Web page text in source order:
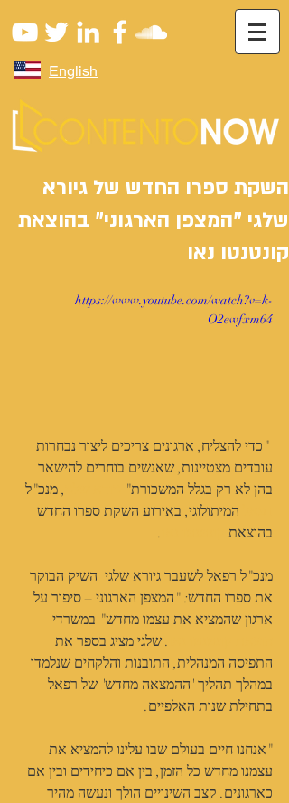
English
השקת ספרו החדש של גיורא
שלגי "המצפן הארגוני" בהוצאת
קונטנטו נאו
https://www.youtube.com/watch?v=k-
O2ewfxm64
"כדי להצליח, ארגונים צריכים ליצור נבחרות
עובדים מצטיינות, שאנשים בוחרים להישאר
בהן לא רק בגלל המשכורת"
, מנכ"ל
המיתולוגי, באירוע השקת ספרו החדש
בהוצאת
.
מנכ"ל רפאל לשעבר גיורא שלגי  השיק הבוקר
את ספרו החדש: "המצפן הארגוני – סיפור על
ארגון שהמציא את עצמו מחדש" במשרדי
. שלגי מציג בספר את
התפיסה המנהלית, התובנות והלקחים שנלמדו
במהלך תהליך 'ההמצאה מחדש' של רפאל
בתחילת שנות האלפיים.
"אנחנו חיים בעולם שבו עלינו להמציא את
עצמנו מחדש כל הזמן, בין אם כיחידים ובין אם
כארגונים. קצב השינויים הולך ונעשה מהיר